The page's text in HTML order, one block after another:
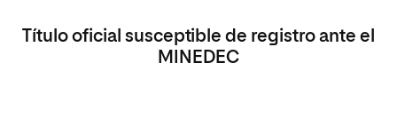
Título oficial susceptible de registro ante el
MINEDEC